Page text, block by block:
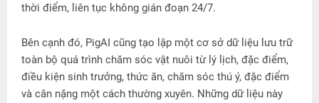
thời điểm, liên tục không gián đoạn 24/7.
Bên cạnh đó, PigAI cũng tạo lập một cơ sở dữ liệu lưu trữ
toàn bộ quá trình chăm sóc vật nuôi từ lý lịch, đặc điểm,
điều kiện sinh trưởng, thức ăn, chăm sóc thú ý, đặc điểm
và cân nặng một cách thường xuyên. Những dữ liệu này